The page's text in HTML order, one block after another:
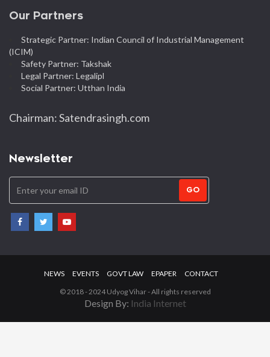
Our Partners
Strategic Partner: Indian Council of Industrial Management
(ICIM)
Safety Partner: Takshak
Legal Partner: Legalipl
Social Partner: Utthan India
Chairman: Satendrasingh.com
Newsletter
GO
NEWS EVENTS GOVT LAW EPAPER
CONTACT
© 2018 - 2024 Udyog Vihar - All rights reserved
Design By: India Internet